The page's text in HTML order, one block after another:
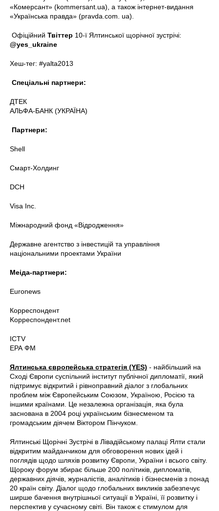
«Комерсант» (kommersant.ua), а також інтернет-видання
«Українська правда» (pravda.com. ua).
Офіційний Твіттер 10-ї Ялтинської щорічної зустрічі:
@yes_ukraine
Хеш-тег: #yalta2013
Спеціальні партнери:
ДТЕК
АЛЬФА-БАНК (УКРАЇНА)
Партнери:
Shell
Смарт-Холдинг
DCH
Visa Inc.
Міжнародний фонд «Відродження»
Державне агентство з інвестицій та управління
національними проектами України
Меіда-партнери:
Euronews
Корреспондент
Kорреспондент.net
ICTV
ЕРА ФМ
Ялтинська європейська стратегія (YES) - найбільший на
Сході Європи суспільний інститут публічної дипломатії, який
підтримує відкритий і рівноправний діалог з глобальних
проблем між Європейським Союзом, Україною, Росією та
іншими країнами. Це незалежна організація, яка була
заснована в 2004 році українським бізнесменом та
громадським діячем Віктором Пінчуком.
Ялтинські Щорічні Зустрічі в Лівадійському палаці Ялти стали
відкритим майданчиком для обговорення нових ідей і
поглядів щодо шляхів розвитку Європи, України і всього світу.
Щороку форум збирає більше 200 політиків, дипломатів,
державних діячів, журналістів, аналітиків і бізнесменів з понад
20 країн світу. Діалог щодо глобальних викликів забезпечує
ширше бачення внутрішньої ситуації в Україні, її розвитку і
перспектив у сучасному світі. Він також є стимулом для